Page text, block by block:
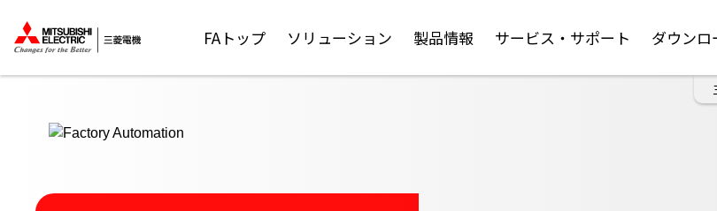
FAトップ ソリューション 製品情報 サービス・サポート ダウンロ